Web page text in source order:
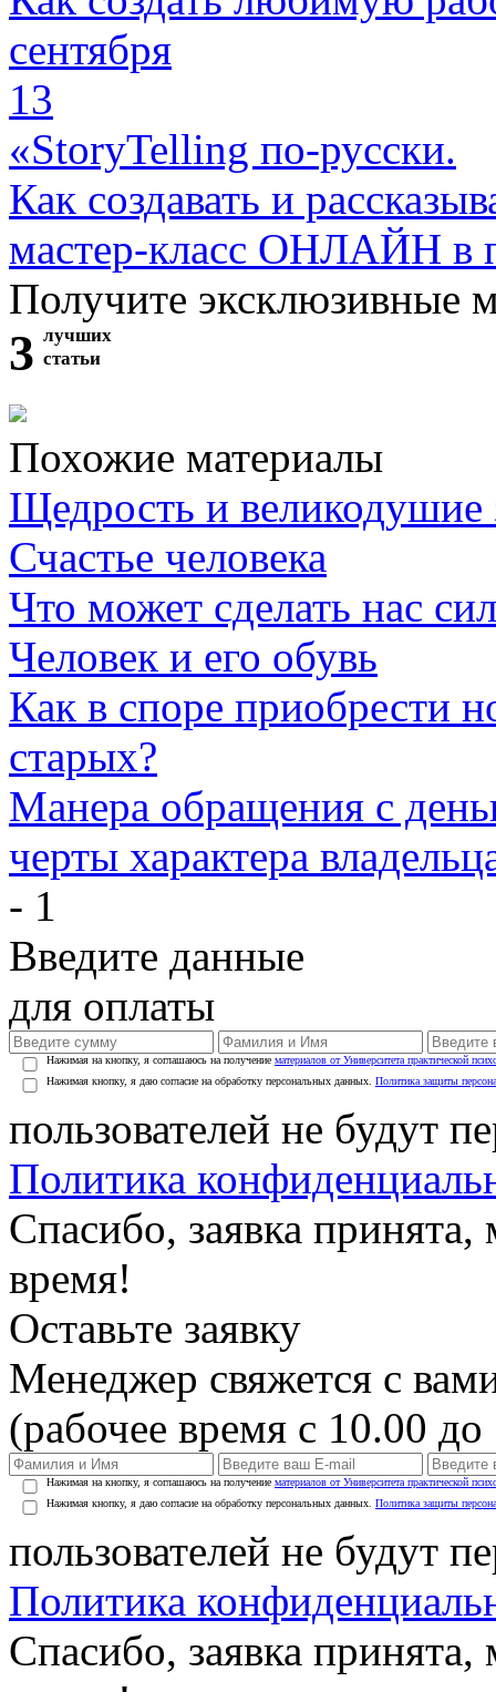
сентября
13
«StoryTelling по-русски.
Как создавать и
мастер-класс ОНЛАЙН в
Получите эксклюзивные
3 лучших
статьи
Похожие материалы
Щедрость и великодушие
Счастье человека
Что может сделать нас
Человек и его обувь
Как в споре приобрести
старых?
Манера обращения с
черты характера
- 1
Введите данные
для оплаты
Нажимая на кнопку, я соглашаюсь на получение материалов от Университета практической
Нажимая кнопку, я даю согласие на обработку персональных данных. Политика защиты
пользователей не будут
Политика
Спасибо, заявка
время!
Оставьте заявку
Менеджер свяжется с
(рабочее время с 10.00
Нажимая на кнопку, я соглашаюсь на получение материалов от Университета практической
Нажимая кнопку, я даю согласие на обработку персональных данных. Политика защиты
пользователей не будут
Политика
Спасибо, заявка